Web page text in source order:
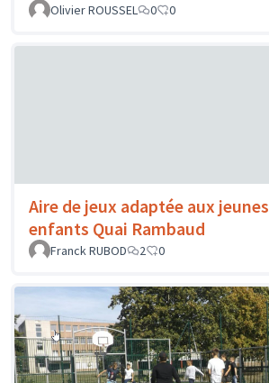
Olivier ROUSSEL
0 0
Aire de jeux adaptée aux jeunes
enfants Quai Rambaud
Franck RUBOD
2 0